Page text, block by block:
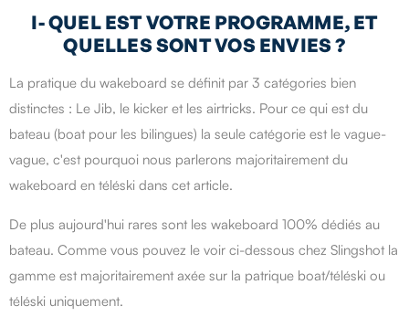
I- QUEL EST VOTRE PROGRAMME, ET
QUELLES SONT VOS ENVIES ?
La pratique du wakeboard se définit par 3 catégories bien
distinctes : Le Jib, le kicker et les airtricks. Pour ce qui est du
bateau (boat pour les bilingues) la seule catégorie est le vague-
vague, c'est pourquoi nous parlerons majoritairement du
wakeboard en téléski dans cet article.
De plus aujourd'hui rares sont les wakeboard 100% dédiés au
bateau. Comme vous pouvez le voir ci-dessous chez Slingshot la
gamme est majoritairement axée sur la patrique boat/téléski ou
téléski uniquement.